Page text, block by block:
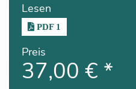
Lesen
PDF 1
Preis
37,00 € *